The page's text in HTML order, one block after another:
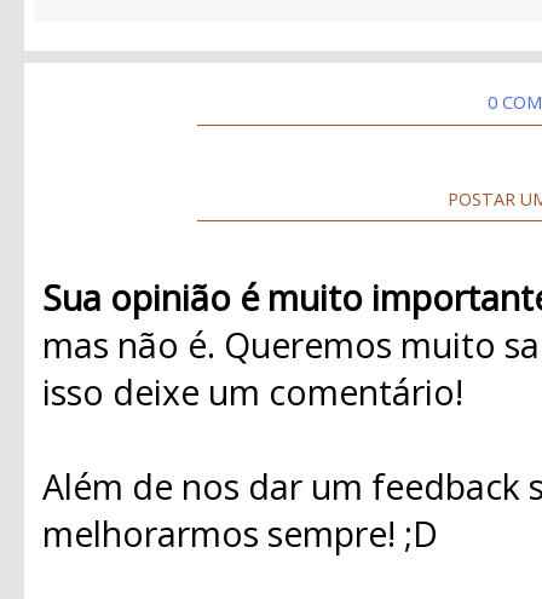
0
POSTAR
Sua opinião é muito
mas não é. Queremos muito
isso deixe um comentário!
Além de nos dar um
melhorarmos sempre! ;D